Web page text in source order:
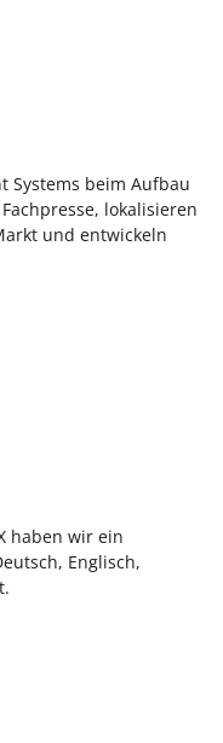
Systems beim Aufbau
lokalisieren
und entwickeln
haben wir ein
Englisch,